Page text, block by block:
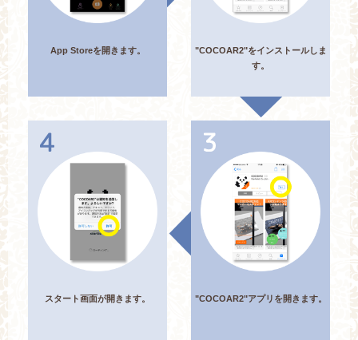
App Storeを開きます。
"COCOAR2"をインストールしま
す。
"COCOAR2"アプリを開きます。
スタート画面が開きます。